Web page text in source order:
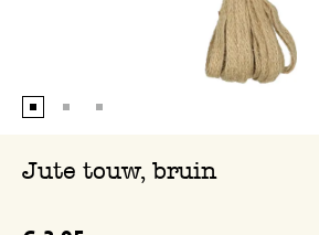
Jute touw, bruin
13 november 2024